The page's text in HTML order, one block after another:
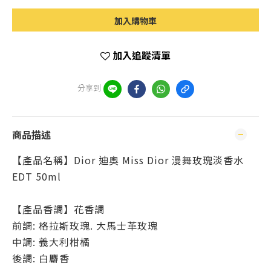
加入購物車
加入追蹤清單
分享到
商品描述
【產品名稱】 Dior 迪奧 Miss Dior 漫舞玫瑰淡香水
EDT 50ml
【產品香調】 花香調
前調: 格拉斯玫瑰. 大馬士革玫瑰
中調: 義大利柑橘
後調: 白麝香